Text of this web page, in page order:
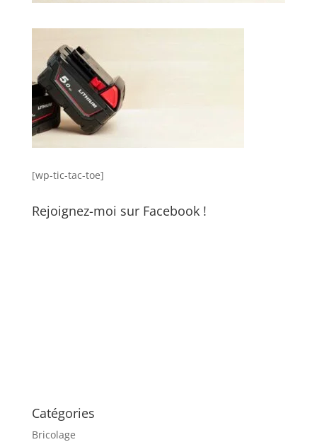
[wp-tic-tac-toe]
Rejoignez-moi sur Facebook !
Catégories
Bricolage